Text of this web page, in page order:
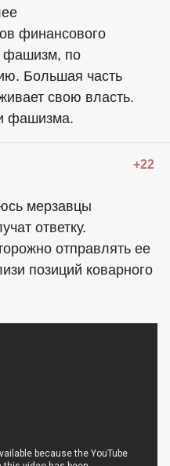
финансового
фашизм, по
Большая часть
свою власть.
фашизма.
+22
мерзавцы
ответку.
отправлять ее
позиций коварного